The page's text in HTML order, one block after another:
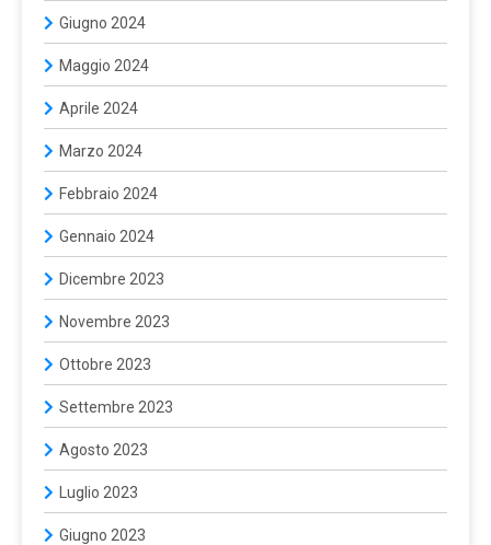
Giugno 2024
Maggio 2024
Aprile 2024
Marzo 2024
Febbraio 2024
Gennaio 2024
Dicembre 2023
Novembre 2023
Ottobre 2023
Settembre 2023
Agosto 2023
Luglio 2023
Giugno 2023